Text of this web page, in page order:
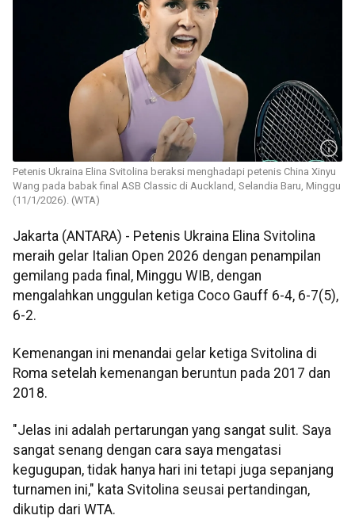
Petenis Ukraina Elina Svitolina beraksi menghadapi petenis China Xinyu
Wang pada babak final ASB Classic di Auckland, Selandia Baru, Minggu
(11/1/2026). (WTA)
Jakarta (ANTARA) - Petenis Ukraina Elina Svitolina
meraih gelar Italian Open 2026 dengan penampilan
gemilang pada final, Minggu WIB, dengan
mengalahkan unggulan ketiga Coco Gauff 6-4, 6-7(5),
6-2.
Kemenangan ini menandai gelar ketiga Svitolina di
Roma setelah kemenangan beruntun pada 2017 dan
2018.
"Jelas ini adalah pertarungan yang sangat sulit. Saya
sangat senang dengan cara saya mengatasi
kegugupan, tidak hanya hari ini tetapi juga sepanjang
turnamen ini," kata Svitolina seusai pertandingan,
dikutip dari WTA.